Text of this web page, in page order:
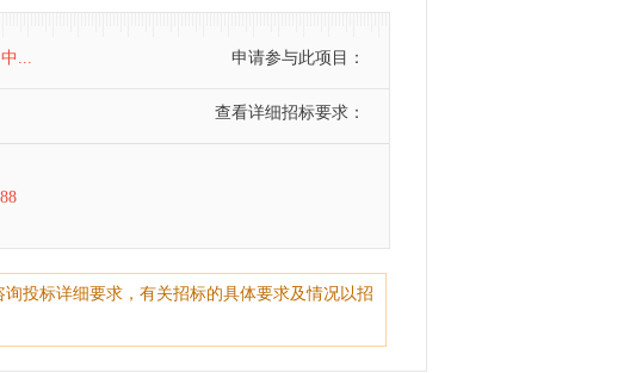
... 申请参与此项目：
查看详细招标要求：
投标详细要求，有关招标的具体要求及情况以招